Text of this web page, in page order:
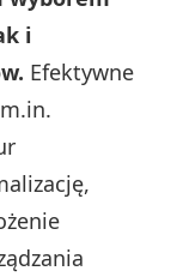
i
Efektywne